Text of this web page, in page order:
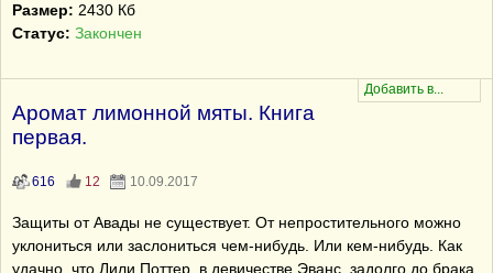
Размер: 2430 Кб
Статус: Закончен
Аромат лимонной мяты. Книга
первая.
616 12 10.09.2017
Защиты от Авады не существует. От непростительного можно
уклониться или заслониться чем-нибудь. Или кем-нибудь. Как
удачно, что Лили Поттер, в девичестве Эванс, задолго до брака